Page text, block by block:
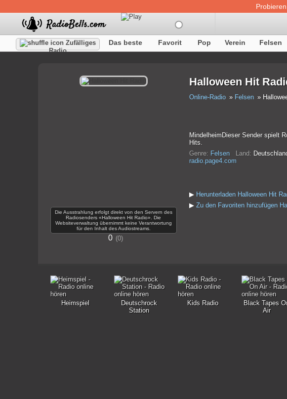
Zufälliges
Radio
Das beste Favorit Pop Verein Felsen
Die Ausstrahlung erfolgt direkt von den Servern des
Radiosenders «Halloween Hit Radio». Die
Websiteverwaltung übernimmt keine Verantwortung
für den Inhalt des Audiostreams.
0 0
Halloween Hit
Online-Radio Felsen
MindelheimDieser Sender spielt
Hits.
Genre: Felsen Land:
radio.page4.com
▶ Herunterladen Halloween Hit
▶ Zu den Favoriten hinzufügen
Heimspiel
Deutschrock
Station
Kids Radio
Black Tapes
Air